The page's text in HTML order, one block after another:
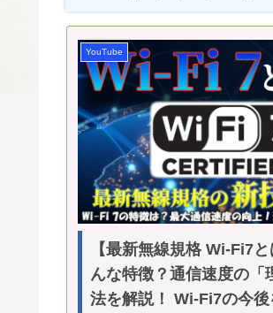
YouTube
【最新無線規格 Wi-Fi7
んな特徴？通信速度の「
法を解説！ Wi-Fi7の今